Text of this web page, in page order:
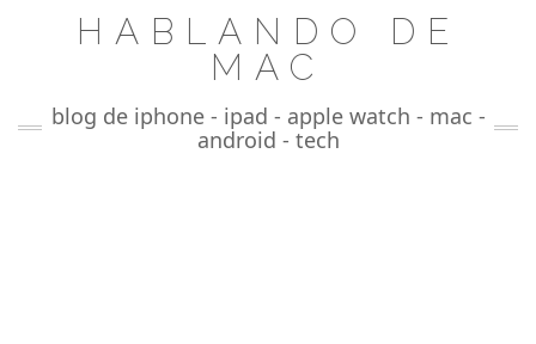
HABLANDO DE
MAC
blog de iphone - ipad - apple watch - mac -
android - tech